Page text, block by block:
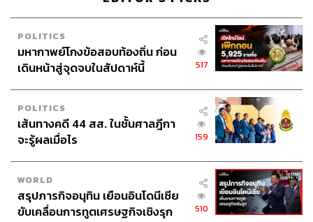
ABOUT THE AUTHOR
กรรณ์ หทัยศรัทธา
หัวหน้านักกลยุทธ์การลงทุน สายงานวิจัย
(ลูกค้ารายย่อย) บริษัทหลักทรัพย์ ซีจีเอส
อินเตอร์เนชั่นแนล (ประเทศไทย) และ
เจ้าของเพจและติ๊กต็อก WealthVerse ส่อง
POLITICS
มหากาพย์โกงข้อสอบท้องถิ่น ก่อน
เดินหน้าสู่จุดจบในสัปดาห์นี้
517
POLITICS
เส้นทางคดี 44 สส. ในชั้นศาลฎีกา
จะรู้ผลเมื่อไร
159
WORLD
สรุปภารกิจอนุทิน เยือนอินโดนีเซีย
ขับเคลื่อนการทูตเศรษฐกิจเชิงรุก
510